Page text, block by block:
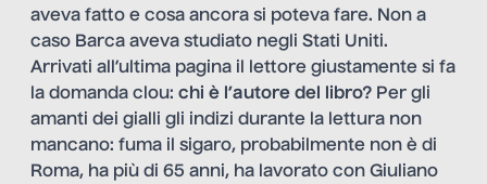
aveva fatto e cosa ancora si poteva fare. Non a
caso Barca aveva studiato negli Stati Uniti.
Arrivati all’ultima pagina il lettore giustamente si fa
la domanda clou: chi è l’autore del libro? Per gli
amanti dei gialli gli indizi durante la lettura non
mancano: fuma il sigaro, probabilmente non è di
Roma, ha più di 65 anni, ha lavorato con Giuliano